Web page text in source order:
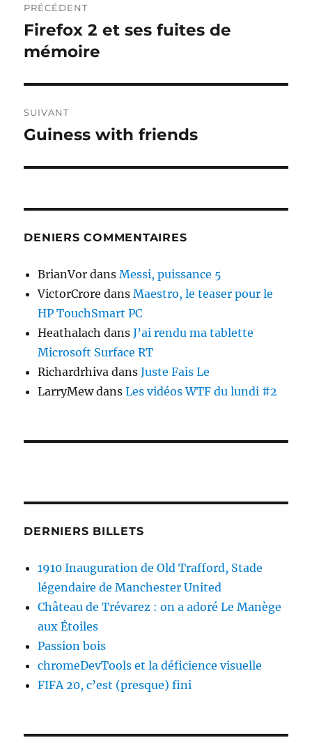
de
l’article
PRÉCÉDENT
Publication
précédente :
Firefox 2 et ses fuites de
mémoire
SUIVANT
Publication
Guiness with friends
DENIERS COMMENTAIRES
BrianVor dansMessi, puissance 5
VictorCrore dansMaestro, le teaser pour le
HP TouchSmart PC
Heathalach dansJ’ai rendu ma tablette
Microsoft Surface RT
Richardrhiva dansJuste Fais Le
LarryMewdansLes vidéos WTF du lundi #2
DERNIERS BILLETS
1910 Inauguration de Old Trafford, Stade
légendaire de Manchester United
Château de Trévarez : on a adoré Le Manège
aux Étoiles
Passion bois
chromeDevTools et la déficience visuelle
FIFA 20, c’est (presque) fini